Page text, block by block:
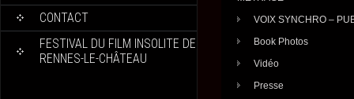
CONTACT
FESTIVAL DU FILM INSOLITE DE
RENNES-LE-CHÂTEAU
VOIX SYNCHRO –
Book Photos
Vidéo
Presse